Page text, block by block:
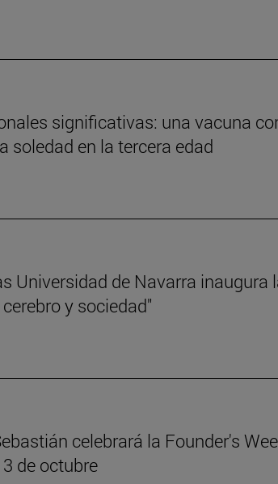
significativas: una vacuna
soledad en la tercera edad
Universidad de Navarra inaugura
y sociedad"
celebrará la Founder's
de octubre